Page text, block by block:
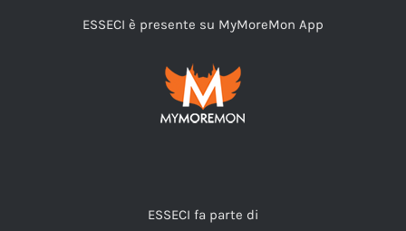
ESSECI è presente su MyMoreMon App
ESSECI fa parte di